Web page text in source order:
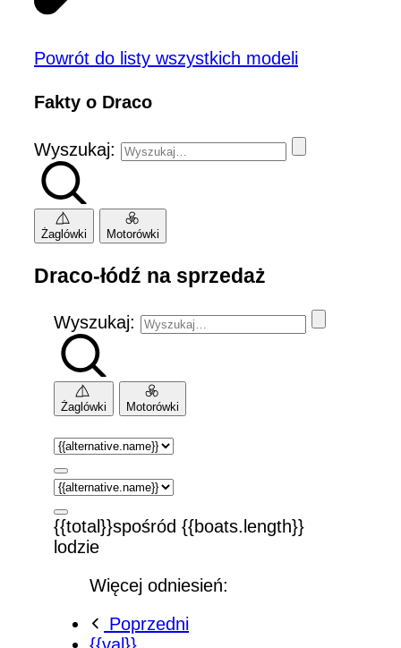
Powrót do listy wszystkich modeli
Fakty o Draco
Wyszukaj:
Żaglówki Motorówki
Draco-łódź na sprzedaż
Wyszukaj:
Żaglówki Motorówki
{{total}}spośród {{boats.length}}
lodzie
Więcej odniesień:
Poprzedni